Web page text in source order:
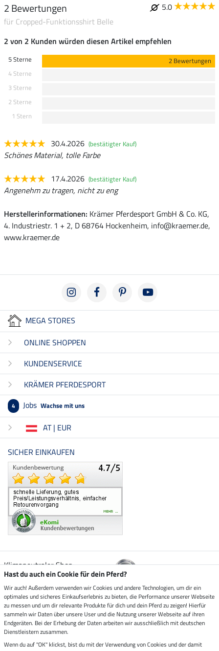
2 Bewertungen
5.0
für Cropped-Funktionsshirt Belle
2 von 2 Kunden würden diesen Artikel empfehlen
5 Sterne
2 Bewertungen
4 Sterne
3 Sterne
2 Sterne
1 Stern
30.4.2026 (bestätigter Kauf)
Schönes Material, tolle Farbe
17.4.2026 (bestätigter Kauf)
Angenehm zu tragen, nicht zu eng
Herstellerinformationen: Krämer Pferdesport GmbH & Co. KG,
4. Industriestr. 1 + 2, D 68764 Hockenheim, info@kraemer.de,
www.kraemer.de
MEGA STORES
ONLINE SHOPPEN
KUNDENSERVICE
KRÄMER PFERDESPORT
4 Jobs Wachse mit uns
AT | EUR
SICHER EINKAUFEN
Klimaneutraler Shop
Zustellung durch
Sicher bezahlen mit
Hast du auch ein Cookie für dein Pferd?
Wir auch! Außerdem verwenden wir Cookies und andere Technologien, um dir ein
optimales und sicheres Einkaufserlebnis zu bieten, die Performance unserer Webseite
zu messen und um dir relevante Produkte für dich und dein Pferd zu zeigen! Hierfür
sammeln wir Daten über unsere User und die Nutzung unserer Webseite auf ihren
Endgeräten. Bei der Erhebung der Daten arbeiten wir ausschließlich mit deutschen
Dienstleistern zusammen.
Wenn du auf "OK" klickst, bist du mit der Verwendung von Cookies und der damit